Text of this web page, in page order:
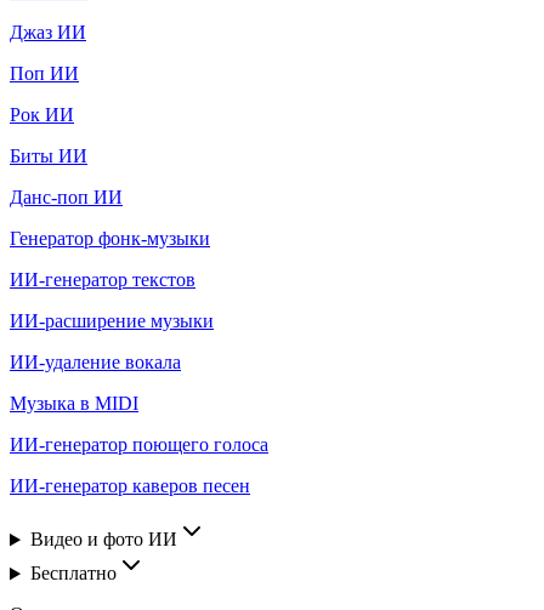
Джаз ИИ
Поп ИИ
Рок ИИ
Биты ИИ
Данс-поп ИИ
Генератор фонк-музыки
ИИ-генератор текстов
ИИ-расширение музыки
ИИ-удаление вокала
Музыка в MIDI
ИИ-генератор поющего голоса
ИИ-генератор каверов песен
Видео и фото ИИ
Бесплатно